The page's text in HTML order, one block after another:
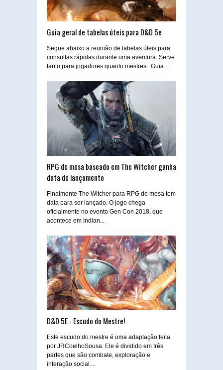
Guia geral de tabelas úteis para D&D 5e
Segue abaixo a reunião de tabelas úteis para
consultas rápidas durante uma aventura. Serve
tanto para jogadores quanto mestres. Guia ...
RPG de mesa baseado em The Witcher ganha
data de lançamento
Finalmente The Witcher para RPG de mesa tem
data para ser lançado. O jogo chega
oficialmente no evento Gen Con 2018, que
acontece em Indian...
D&D 5E - Escudo do Mestre!
Este escudo do mestre é uma adaptação feita
por JRCoelhoSousa. Ele é dividido em três
partes que são combate, exploração e
interação social....